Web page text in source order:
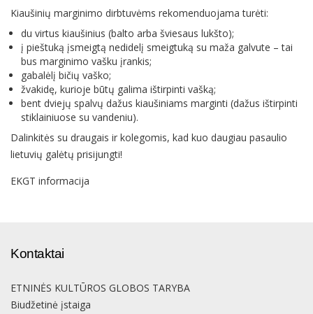
Kiaušinių marginimo dirbtuvėms rekomenduojama turėti:
du virtus kiaušinius (balto arba šviesaus lukšto);
į pieštuką įsmeigtą nedidelį smeigtuką su maža galvute – tai
bus marginimo vašku įrankis;
gabalėlį bičių vaško;
žvakidę, kurioje būtų galima ištirpinti vašką;
bent dviejų spalvų dažus kiaušiniams marginti (dažus ištirpinti
stiklainiuose su vandeniu).
Dalinkitės su draugais ir kolegomis, kad kuo daugiau pasaulio
lietuvių galėtų prisijungti!
EKGT informacija
Kontaktai
ETNINĖS KULTŪROS GLOBOS TARYBA
Biudžetinė įstaiga